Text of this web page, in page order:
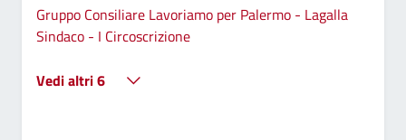
Gruppo Consiliare Lavoriamo per Palermo - Lagalla
Sindaco - I Circoscrizione
Vedi altri 6